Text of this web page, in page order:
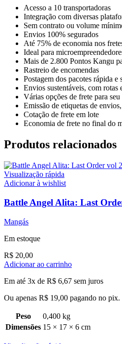
Acesso a 10 transportadoras
Integração com diversas
Sem contrato ou volume
Envios 100% segurados
Até 75% de economia nos
Ideal para
Mais de 2.800 Pontos Kangu
Rastreio de encomendas
Postagem dos pacotes rápida e
Envios sustentáveis, com rotas
Várias opções de frete para
Emissão de etiquetas de
Cotação de frete em lote
Economia de frete no final do
Produtos relacionados
Visualização rápida
Adicionar à wishlist
Battle Angel Alita: Last
Mangás
Em estoque
R$ 20,00
Adicionar ao carrinho
Em até 3x de R$ 6,67 sem juros
Ou apenas R$ 19,00 pagando no pix.
Peso
0,400 kg
Dimensões 15 × 17 × 6 cm